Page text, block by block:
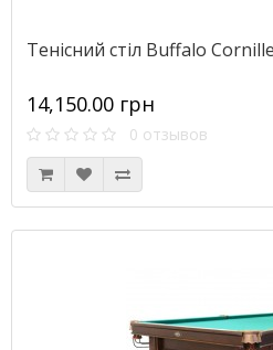
Тенісний стіл Buffalo
14,150.00 грн
0 отзывов